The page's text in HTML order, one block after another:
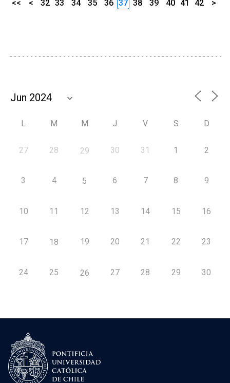
<< < 32 33 34 35 36 37 38 39 40 41 42 >
L M M J V S D
27 28 29 30 31 1 2
3 4 5 6 7 8 9
10 11 12 13 14 15 16
17 18 19 20 21 22 23
24 25 26 27 28 29 30